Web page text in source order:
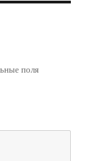
поля